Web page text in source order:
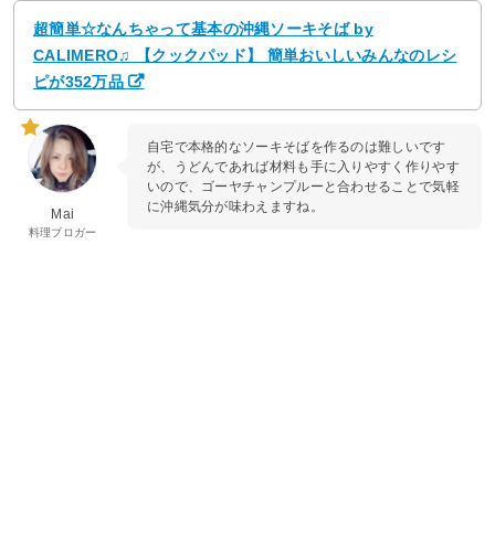
超簡単☆なんちゃって基本の沖縄ソーキそば by
CALIMERO♫ 【クックパッド】 簡単おいしいみんなのレシ
ピが352万品
Mai
料理ブロガー
自宅で本格的なソーキそばを作るのは難しいです
が、うどんであれば材料も手に入りやすく作りやす
いので、ゴーヤチャンプルーと合わせることで気軽
に沖縄気分が味わえますね。